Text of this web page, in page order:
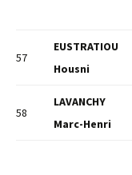
57
EUSTRATIOU
Housni
58
LAVANCHY
Marc-Henri